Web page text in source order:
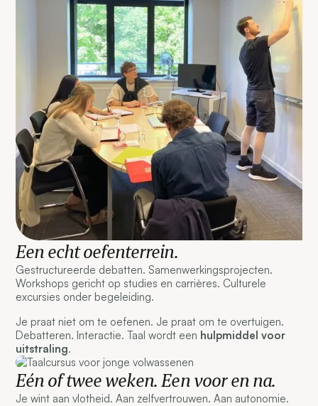
Een echt oefenterrein.
Gestructureerde debatten. Samenwerkingsprojecten.
Workshops gericht op studies en carrières. Culturele
excursies onder begeleiding.
Je praat niet om te oefenen. Je praat om te overtuigen.
Debatteren. Interactie. Taal wordt een hulpmiddel voor
uitstraling.
Eén of twee weken. Een voor en na.
Je wint aan vlotheid. Aan zelfvertrouwen. Aan autonomie.